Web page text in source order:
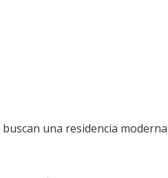
una residencia